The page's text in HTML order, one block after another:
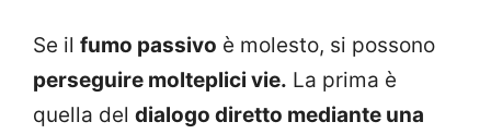
Se il fumo passivo è molesto, si possono
perseguire molteplici vie. La prima è
quella del dialogo diretto mediante una